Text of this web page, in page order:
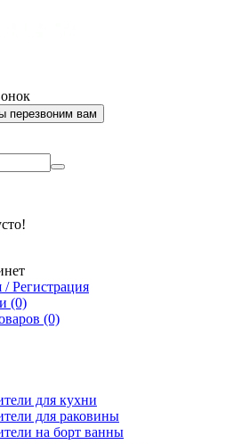
перезвоним вам
Регистрация
(0)
(0)
для кухни
для раковины
на борт ванны